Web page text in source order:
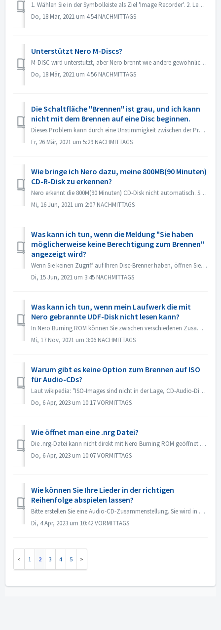
1. Wählen Sie in der Symbolleiste als Ziel 'Image Recorder'. 2. Legen Sie Ihre Quell-Disc in das Laufwerk ein. Klicken Sie in der Symbolleiste au...
Do, 18 Mär, 2021 um 4:54 NACHMITTAGS
Unterstützt Nero M-Discs?
M-DISC wird unterstützt, aber Nero brennt wie andere gewöhnliche Discs. Es gibt keine besondere Vorgehensweise dafür.
Do, 18 Mär, 2021 um 4:56 NACHMITTAGS
Die Schaltfläche "Brennen" ist grau, und ich kann
nicht mit dem Brennen auf eine Disc beginnen.
Dieses Problem kann durch eine Unstimmigkeit zwischen der Projektdatei und Ihrem Projekttyp verursacht werden. Bitte versuchen Sie andere Projekttypen, um z...
Fr, 26 Mär, 2021 um 5:29 NACHMITTAGS
Wie bringe ich Nero dazu, meine 800MB(90 Minuten)
CD-R-Disk zu erkennen?
Nero erkennt die 800M(90 Minuten) CD-Disk nicht automatisch. Sie wird jetzt immer noch als 700M(80Minuten) erkannt. Wenn Sie eine volle Disk mit fast 800M ...
Mi, 16 Jun, 2021 um 2:07 NACHMITTAGS
Was kann ich tun, wenn die Meldung "Sie haben
möglicherweise keine Berechtigung zum Brennen"
angezeigt wird?
Wenn Sie keinen Zugriff auf Ihren Disc-Brenner haben, öffnen Sie Nero Burning ROM oder Nero Express, die Fehlermeldung erscheint. So lösen Sie das Pr...
Di, 15 Jun, 2021 um 3:45 NACHMITTAGS
Was kann ich tun, wenn mein Laufwerk die mit
Nero gebrannte UDF-Disk nicht lesen kann?
In Nero Burning ROM können Sie zwischen verschiedenen Zusammenstellungen wählen. Wenn Sie eine UDF-Disk gebrannt haben, aber die Kompatibilität zwischen I...
Mi, 17 Nov, 2021 um 3:06 NACHMITTAGS
Warum gibt es keine Option zum Brennen auf ISO
für Audio-CDs?
Laut wikipedia: "ISO-Images sind nicht in der Lage, CD-Audio-Discs zu speichern und wiederherzustellen, da CD-Audio-Discs kein Computer-Dateisystem ve...
Do, 6 Apr, 2023 um 10:17 VORMITTAGS
Wie öffnet man eine .nrg Datei?
Die .nrg-Datei kann nicht direkt mit Nero Burning ROM geöffnet werden. Sie können Ihre nrg-Datei mit Nero Burning ROM auf eine Disk brennen. Oder verwenden...
Do, 6 Apr, 2023 um 10:07 VORMITTAGS
Wie können Sie Ihre Lieder in der richtigen
Reihenfolge abspielen lassen?
Bitte erstellen Sie eine Audio-CD-Zusammenstellung. Sie wird in der Reihenfolge abgespielt, in der Sie die Dateien hinzugefügt haben. Wenn Sie mit einer and...
Di, 4 Apr, 2023 um 10:42 VORMITTAGS
1 2 3 4 5